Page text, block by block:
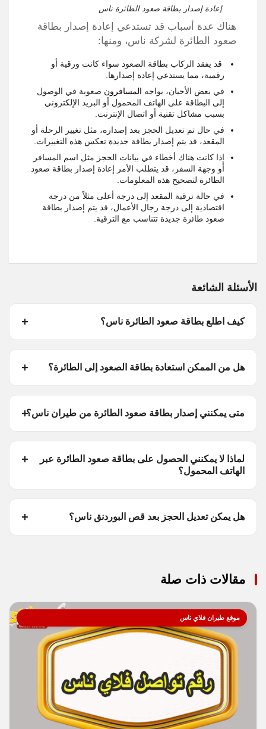
إعادة إصدار بطاقة صعود الطائرة ناس
هناك عدة أسباب قد تستدعي إعادة إصدار بطاقة
صعود الطائرة لشركة ناس، ومنها:
قد يفقد الركاب بطاقة الصعود سواء كانت ورقية أو
رقمية، مما يستدعي إعادة إصدارها.
في بعض الأحيان، يواجه المسافرون صعوبة في الوصول
إلى البطاقة على الهاتف المحمول أو البريد الإلكتروني
بسبب مشاكل تقنية أو اتصال الإنترنت.
في حال تم تعديل الحجز بعد إصداره، مثل تغيير الرحلة أو
المقعد، قد يتم إصدار بطاقة جديدة تعكس هذه التغييرات.
إذا كانت هناك أخطاء في بيانات الحجز مثل اسم المسافر
أو وجهة السفر، قد يتطلب الأمر إعادة إصدار بطاقة صعود
الطائرة لتصحيح هذه المعلومات.
في حالة ترقية المقعد إلى درجة أعلى مثلاً من درجة
اقتصادية إلى درجة رجال الأعمال، قد يتم إصدار بطاقة
صعود طائرة جديدة تتناسب مع الترقية.
الأسئلة الشائعة
كيف اطلع بطاقة صعود الطائرة ناس؟
هل من الممكن استعادة بطاقة الصعود إلى الطائرة؟
متى يمكنني إصدار بطاقة صعود الطائرة من طيران ناس؟
لماذا لا يمكنني الحصول على بطاقة صعود الطائرة عبر
الهاتف المحمول؟
هل يمكن تعديل الحجز بعد قص البوردنق ناس؟
مقالات ذات صلة
موقع طيران فلاي ناس